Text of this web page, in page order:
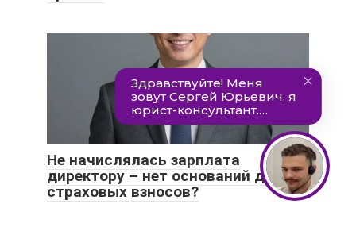
Не начислялась зарплата
директору – нет оснований для
страховых взносов?